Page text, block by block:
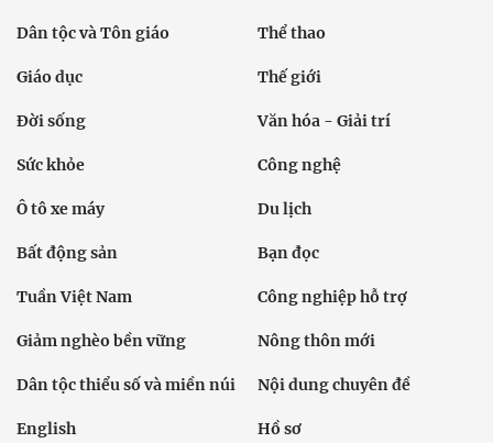
Dân tộc và Tôn giáo Thể thao
Giáo dục Thế giới
Đời sống Văn hóa - Giải trí
Sức khỏe Công nghệ
Ô tô xe máy Du lịch
Bất động sản Bạn đọc
Tuần Việt Nam Công nghiệp hỗ trợ
Giảm nghèo bền vững Nông thôn mới
Dân tộc thiểu số và miền núi Nội dung chuyên đề
English Hồ sơ